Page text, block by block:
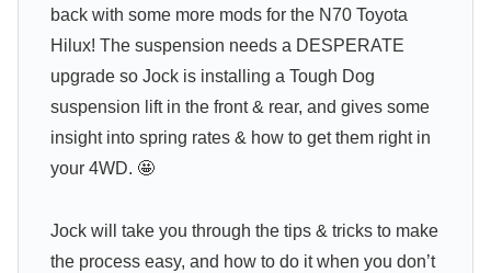
back with some more mods for the N70 Toyota
Hilux! The suspension needs a DESPERATE
upgrade so Jock is installing a Tough Dog
suspension lift in the front & rear, and gives some
insight into spring rates & how to get them right in
your 4WD. 🤩
Jock will take you through the tips & tricks to make
the process easy, and how to do it when you don’t